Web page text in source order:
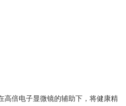
高倍电子显微镜的辅助下，将健康精